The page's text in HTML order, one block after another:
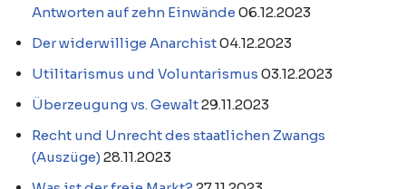
Antworten auf zehn Einwände 06.12.2023
Der widerwillige Anarchist04.12.2023
Utilitarismus und Voluntarismus 03.12.2023
Überzeugung vs. Gewalt29.11.2023
Recht und Unrecht des staatlichen Zwangs
(Auszüge) 28.11.2023